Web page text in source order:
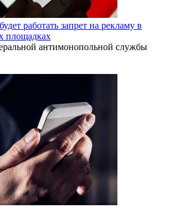
работать запрет на рекламу в
площадках
антимонопольной службы